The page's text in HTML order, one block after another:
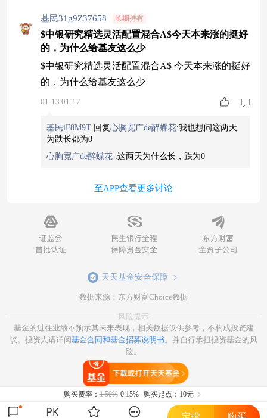
基民31g9Z37658 长期持有
$中银研究精选灵活配置混合A$今天本来涨的挺好
的，为什么给基友这么少
$中银研究精选灵活配置混合A$ 今天本来涨的挺好
的，为什么给基友这么少
01-13 01:17
基民iF8M9T 回复心胸宽广de醉蝶花:我也想问这两天
为跌长都为0
心胸宽广de醉蝶花 :这两天为什么长，跌为0
至APP查看更多讨论
天天基金安全保障
数据来源：东方财富Choice数据
风险提示
基金的过往业绩不预示其未来表现，相关数据仅供参考，不构成投资建
议。投资人请详阅基金合同和基金招募说明书。并自行承担投资基金的风
险。
购买费率：1.50% 0.15% 购买起点：10元
打开天天基金